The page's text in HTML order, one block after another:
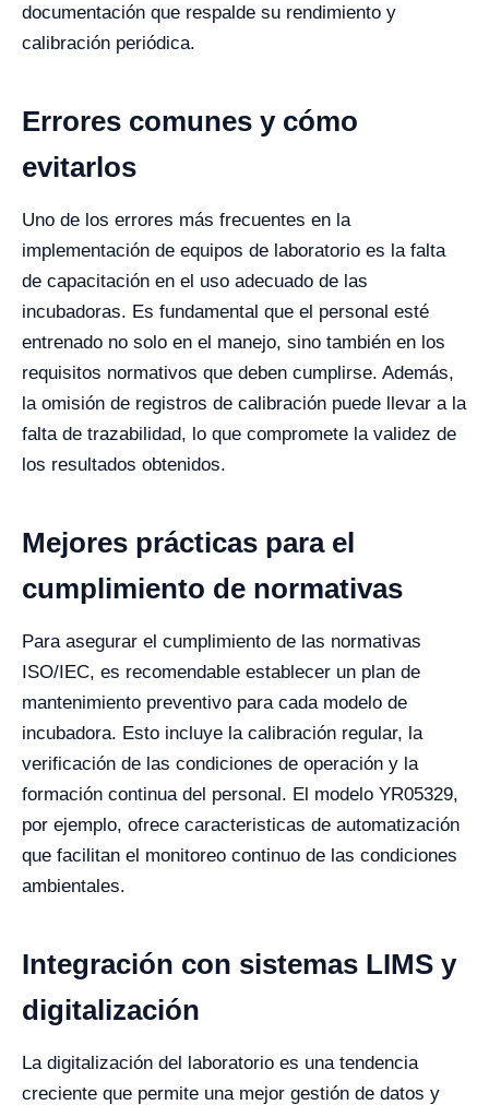
documentación que respalde su rendimiento y
calibración periódica.
Errores comunes y cómo
evitarlos
Uno de los errores más frecuentes en la
implementación de equipos de laboratorio es la falta
de capacitación en el uso adecuado de las
incubadoras. Es fundamental que el personal esté
entrenado no solo en el manejo, sino también en los
requisitos normativos que deben cumplirse. Además,
la omisión de registros de calibración puede llevar a la
falta de trazabilidad, lo que compromete la validez de
los resultados obtenidos.
Mejores prácticas para el
cumplimiento de normativas
Para asegurar el cumplimiento de las normativas
ISO/IEC, es recomendable establecer un plan de
mantenimiento preventivo para cada modelo de
incubadora. Esto incluye la calibración regular, la
verificación de las condiciones de operación y la
formación continua del personal. El modelo YR05329,
por ejemplo, ofrece caracteristicas de automatización
que facilitan el monitoreo continuo de las condiciones
ambientales.
Integración con sistemas LIMS y
digitalización
La digitalización del laboratorio es una tendencia
creciente que permite una mejor gestión de datos y